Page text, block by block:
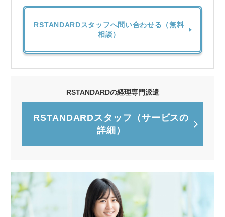
RSTANDARDスタッフへ問い合わせる（無料
相談）
RSTANDARDの経理専門派遣
RSTANDARDスタッフ（サービスの
詳細）